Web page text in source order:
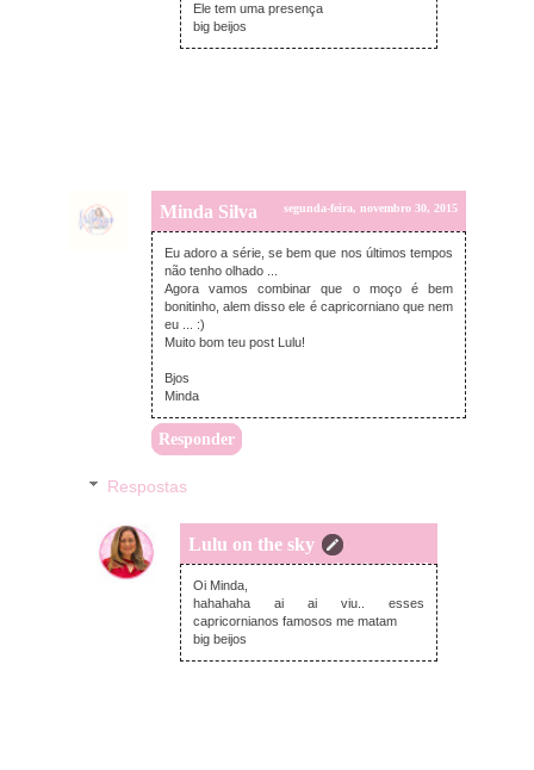
Ele tem uma presença
big beijos
Minda Silva segunda-feira, novembro 30, 2015
Eu adoro a série, se bem que nos últimos tempos
não tenho olhado ...
Agora vamos combinar que o moço é bem
bonitinho, alem disso ele é capricorniano que nem
eu ... :)
Muito bom teu post Lulu!
Bjos
Minda
Responder
Respostas
Lulu on the sky
terça-feira, dezembro 01, 2015
Oi Minda,
hahahaha ai ai viu.. esses
capricornianos famosos me matam
big beijos